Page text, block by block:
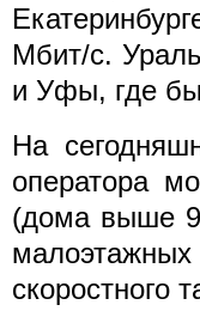
Мбит/c.
и Уфы, где
На
оператора
(дома выше 9
скоростного